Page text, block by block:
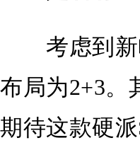
考虑到新
布局为2+3。
期待这款硬派